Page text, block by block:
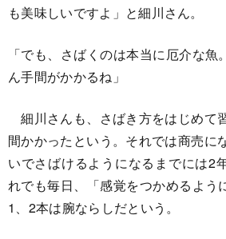
も美味しいですよ」と細川さん。
「でも、さばくのは本当に厄介な
ん手間がかかるね」
細川さんも、さばき方をはじめて
間かかったという。それでは商売に
いでさばけるようになるまでには2
れでも毎日、「感覚をつかめるよう
1、2本は腕ならしだという。